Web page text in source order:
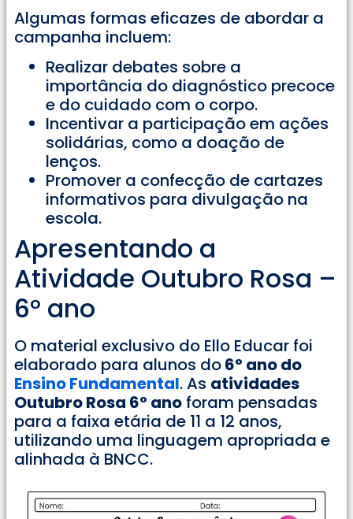
Algumas formas eficazes de abordar a
campanha incluem:
Realizar debates sobre a
importância do diagnóstico precoce
e do cuidado com o corpo.
Incentivar a participação em ações
solidárias, como a doação de
lenços.
Promover a confecção de cartazes
informativos para divulgação na
escola.
Apresentando a
Atividade Outubro Rosa –
6° ano
O material exclusivo do Ello Educar foi
elaborado para alunos do6° ano do
Ensino Fundamental. As atividades
Outubro Rosa 6° ano foram pensadas
para a faixa etária de 11 a 12 anos,
utilizando uma linguagem apropriada e
alinhada à BNCC.